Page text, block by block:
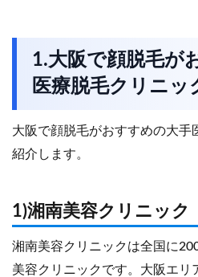
1.大阪で顔脱毛が
医療脱毛クリニッ
大阪で顔脱毛がおすすめの大手
紹介します。
1)湘南美容クリニック
湘南美容クリニックは全国に
美容クリニックです。大阪エリ